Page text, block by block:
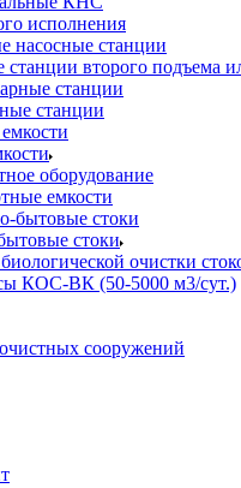
исполнения
насосные станции
cтанции второго подъема
станции
оборудование
емкости
стоки
очистки
КОС-ВК (50-5000 м3/сут.)
сооружений